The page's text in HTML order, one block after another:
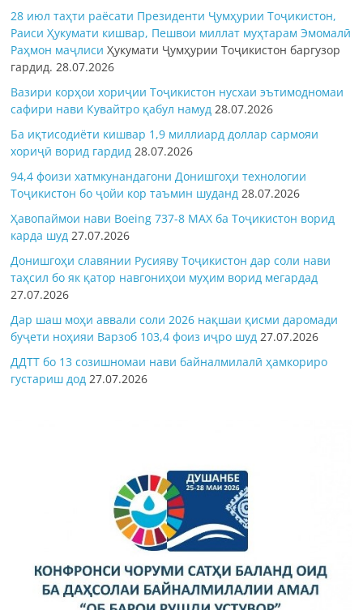
28 июл таҳти раёсати Президенти Ҷумҳурии Тоҷикистон,
Раиси Ҳукумати кишвар, Пешвои миллат муҳтарам Эмомалӣ
Раҳмон маҷлисиҲукумати Ҷумҳурии Тоҷикистон баргузор
гардид.28.07.2026
Вазири корҳои хориҷии Тоҷикистон нусхаи эътимодномаи
сафири нави Кувайтро қабул намуд 28.07.2026
Ба иқтисодиёти кишвар 1,9 миллиард доллар сармояи
хориҷӣ ворид гардид 28.07.2026
94,4 фоизи хатмкунандагони Донишгоҳи технологии
Тоҷикистон бо ҷойи кор таъмин шуданд 28.07.2026
Ҳавопаймои нави Boeing 737-8 MAX ба Тоҷикистон ворид
карда шуд 27.07.2026
Донишгоҳи славянии Русияву Тоҷикистон дар соли нави
таҳсил бо як қатор навгониҳои муҳим ворид мегардад
27.07.2026
Дар шаш моҳи аввали соли 2026 нақшаи қисми даромади
буҷети ноҳияи Варзоб 103,4 фоиз иҷро шуд 27.07.2026
ДДТТ бо 13 созишномаи нави байналмилалӣ ҳамкориро
густариш дод 27.07.2026